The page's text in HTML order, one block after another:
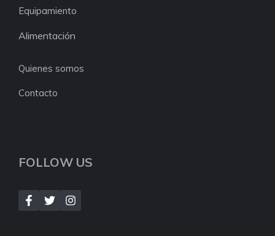
Equipamiento
Alimentación
Quienes somos
Contacto
FOLLOW US